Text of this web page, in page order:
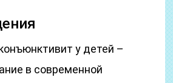
у детей –
в современной